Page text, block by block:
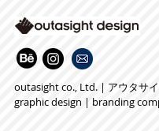
outasight co., Ltd. | アウタサ
graphic design | branding